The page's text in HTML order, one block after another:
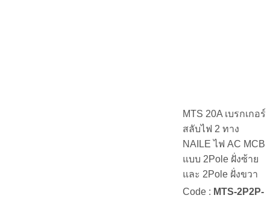
MTS 20A เบรกเกอร์
สลับไฟ 2 ทาง
NAILE ไฟ AC MCB
แบบ 2Pole ฝั่งซ้าย
และ 2Pole ฝั่งขวา
Code : MTS-2P2P-